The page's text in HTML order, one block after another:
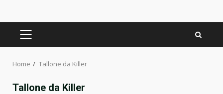
PRIMARY
Home Tallone da Killer
Tallone da Killer